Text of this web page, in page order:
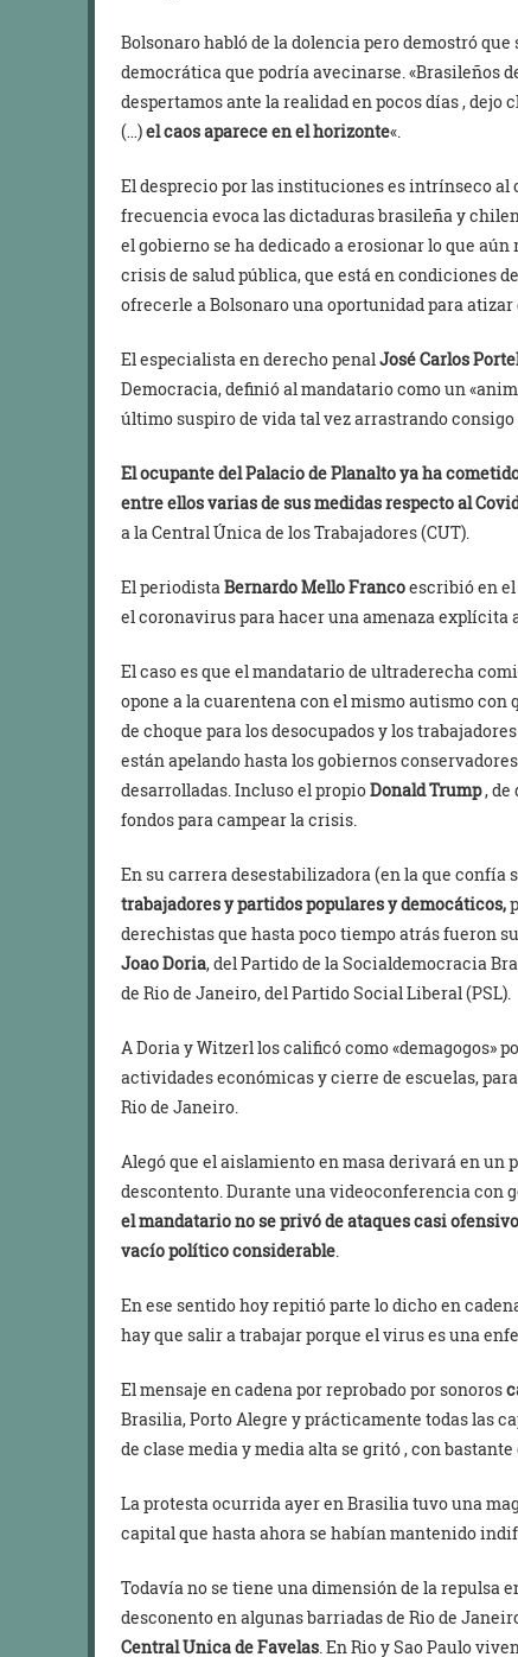
Bolsonaro habló de la dolencia pero demostró
democrática que podría avecinarse. «Brasileños
despertamos ante la realidad en pocos días , dejo
(…)el caos aparece en el horizonte«.
El desprecio por las instituciones es intrínseco
frecuencia evoca las dictaduras brasileña y
el gobierno se ha dedicado a erosionar lo que
crisis de salud pública, que está en condiciones
ofrecerle a Bolsonaro una oportunidad para
El especialista en derecho penalJosé Carlos
Democracia, definió al mandatario como un
último suspiro de vida tal vez arrastrando
El ocupante del Palacio de Planalto ya ha
entre ellos varias de sus medidas respecto al
a la Central Única de los Trabajadores (CUT).
El periodistaBernardo Mello Francoescribió en
el coronavirus para hacer una amenaza explícita
El caso es que el mandatario de ultraderecha
opone a la cuarentena con el mismo autismo
de choque para los desocupados y los
están apelando hasta los gobiernos
desarrolladas. Incluso el propioDonald Trump, de
fondos para campear la crisis.
En su carrera desestabilizadora (en la que confía
trabajadores y partidos populares y democáticos,
derechistas que hasta poco tiempo atrás fueron
Joao Doria, del Partido de la Socialdemocracia
de Rio de Janeiro, del Partido Social Liberal (PSL).
A Doria y Witzerl los calificó como «demagogos»
actividades económicas y cierre de escuelas,
Rio de Janeiro.
Alegó que el aislamiento en masa derivará en un
descontento. Durante una videoconferencia con
el mandatario no se privó de ataques casi
vacío político considerable.
En ese sentido hoy repitió parte lo dicho en
hay que salir a trabajar porque el virus es una
El mensaje en cadena por reprobado por sonoros
Brasilia, Porto Alegre y prácticamente todas las
de clase media y media alta se gritó , con bastante
La protesta ocurrida ayer en Brasilia tuvo una
capital que hasta ahora se habían mantenido
Todavía no se tiene una dimensión de la repulsa
desconento en algunas barriadas de Rio de
Central Unica de Favelas. En Rio y Sao Paulo